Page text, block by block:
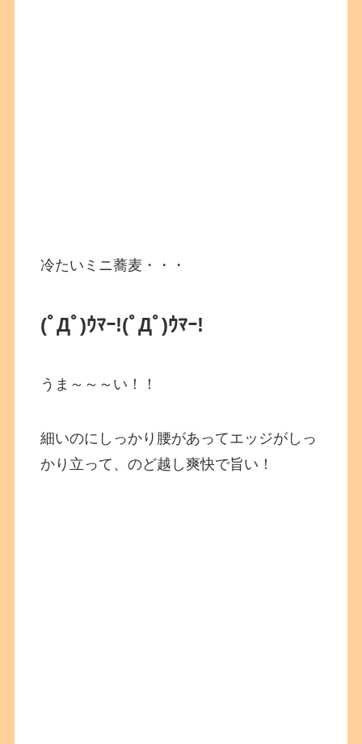
冷たいミニ蕎麦・・・
(ﾟДﾟ)ｳﾏｰ!(ﾟДﾟ)ｳﾏｰ!
うま～～～い！！
細いのにしっかり腰があってエッジがしっ
かり立って、のど越し爽快で旨い！